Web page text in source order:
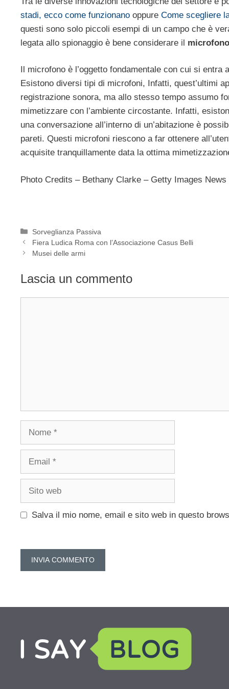
stadi, ecco come funzionano oppure Come scegliere
questi sono solo piccoli esempi di un campo che è
legata allo spionaggio è bene considerare il microfono
Il microfono è l’oggetto fondamentale con cui si
Esistono diversi tipi di microfoni, Infatti, quest’ultimi
registrazione sonora, ma allo stesso tempo assumo
mimetizzare con l’ambiente circostante. Infatti,
una conversazione all’interno di un’abitazione è
pareti. Questi microfoni riescono a far ottenere
acquisite tranquillamente data la ottima
Photo Credits – Bethany Clarke – Getty Images
Categorie
Sorveglianza Passiva
Fiera Ludica Roma con l’Associazione Casus Belli
Musei delle armi
Lascia un commento
Nome
Email
Sito
Salva il mio nome, email e sito web in questo